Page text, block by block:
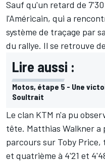
Sauf qu'un retard de
l'Américain, qui a
système de traçage par
du rallye. Il se retrouve
Lire aussi :
Motos, étape 5 - Une
Soultrait
Le clan KTM n'a pu
tête. Matthias Walkner a
parcours sur Toby
et quatrième à 4'21 et